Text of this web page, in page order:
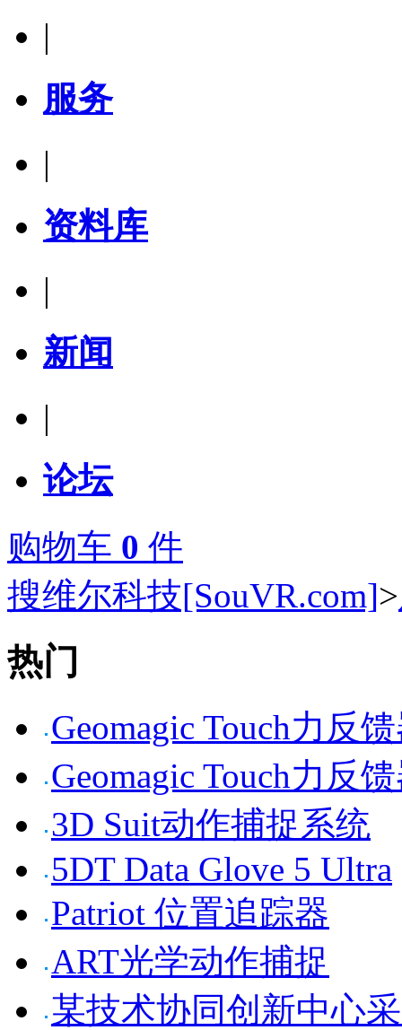
|
服务
|
资料库
|
新闻
|
论坛
购物车 0 件
搜维尔科技[SouVR.com]>
热门
Geomagic Touch力反
Geomagic Touch力反
3D Suit动作捕捉系统
5DT Data Glove 5 Ultra
Patriot 位置追踪器
ART光学动作捕捉
某技术协同创新中心